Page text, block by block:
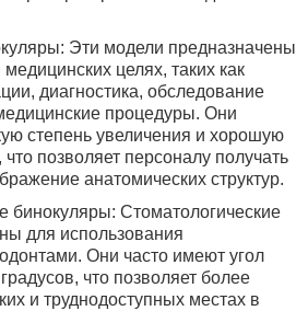
Эти модели предназначены
целях, таких как
диагностика, обследование
процедуры. Они
степень увеличения и хорошую
что позволяет персоналу получать
анатомических структур.
бинокуляры: Стоматологические
для использования
Они часто имеют угол
что позволяет более
и труднодоступных местах в